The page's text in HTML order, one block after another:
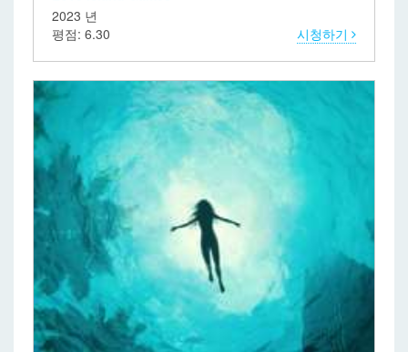
2023 년
평점: 6.30
시청하기